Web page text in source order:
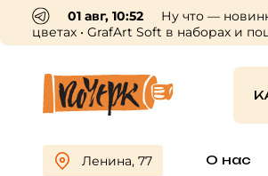
01 авг, 10:52
Ну что —
цветах • GrafArt Soft в наборах и
Ленина, 77 О нас